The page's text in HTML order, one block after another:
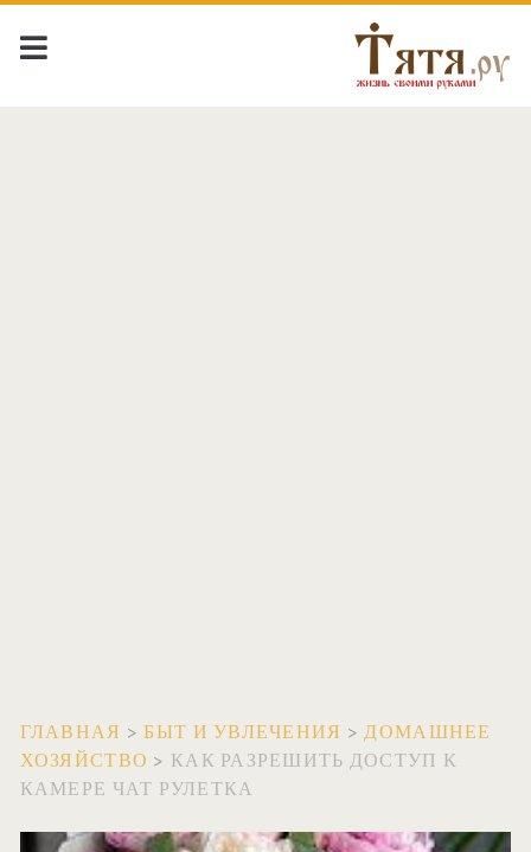
ГЛАВНАЯ >БЫТ И УВЛЕЧЕНИЯ >ДОМАШНЕЕ
ХОЗЯЙСТВО > КАК РАЗРЕШИТЬ ДОСТУП К
КАМЕРЕ ЧАТ РУЛЕТКА